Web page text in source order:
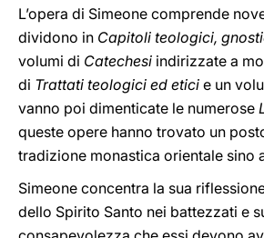
L’opera di Simeone comprende
dividono in Capitoli teologici,
volumi di Catechesi indirizzate a
di Trattati teologici ed etici e un
vanno poi dimenticate le numerose
queste opere hanno trovato un
tradizione monastica orientale sino
Simeone concentra la sua
dello Spirito Santo nei battezzati e